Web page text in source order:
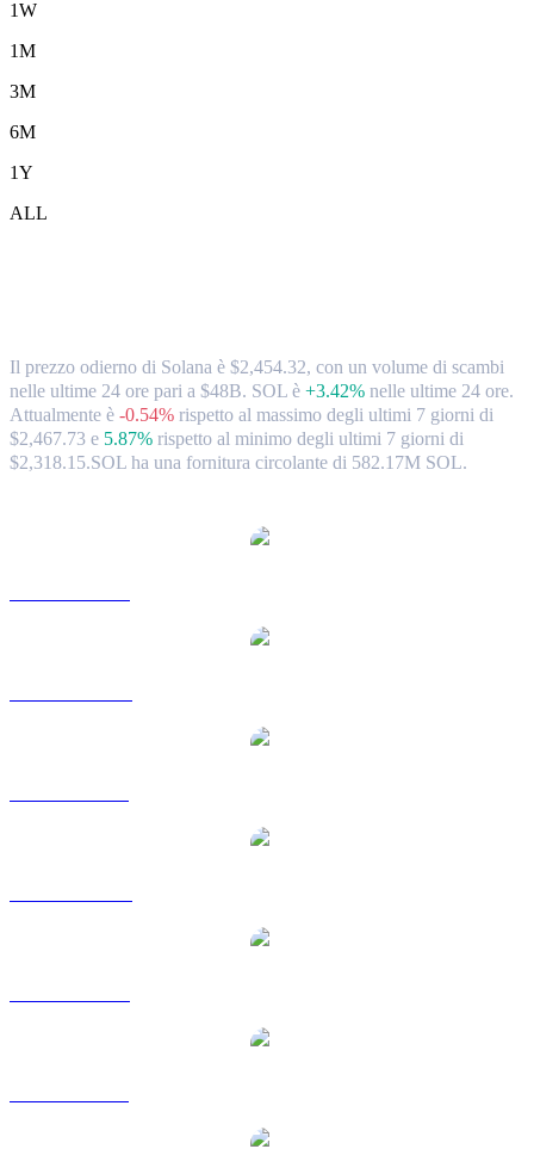
1W
1M
3M
6M
1Y
ALL
Il prezzo odierno di Solana è $2,454.32, con un volume di scambi
nelle ultime 24 ore pari a $48B. SOL è +3.42% nelle ultime 24 ore.
Attualmente è -0.54% rispetto al massimo degli ultimi 7 giorni di
$2,467.73 e 5.87% rispetto al minimo degli ultimi 7 giorni di
$2,318.15.SOL ha una fornitura circolante di 582.17M SOL.